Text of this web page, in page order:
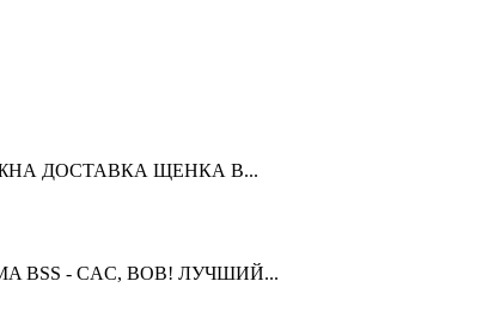
ДОСТАВКА ЩЕНКА В...
BSS - CAC, BOB! ЛУЧШИЙ...